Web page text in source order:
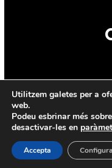
Utilitzem galetes per a
web.
Podeu esbrinar més
desactivar-les en
Accepta